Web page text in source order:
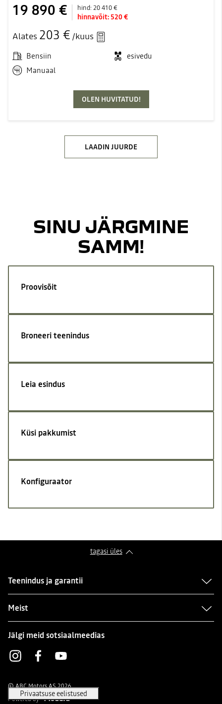
19 890 € hind:20 410 €
hinnavõit: 520 €
Alates 203 € /kuus
Bensiin
esivedu
Manuaal
OLEN HUVITATUD!
LAADIN JUURDE
SINU JÄRGMINE
SAMM!
Proovisõit
Broneeri teenindus
Leia esindus
Küsi pakkumist
Konfiguraator
tagasi üles
Teenindus ja garantii
Meist
Jälgi meid sotsiaalmeedias
Instagram
Facebook
© ABC Motors AS 2026
Powered by